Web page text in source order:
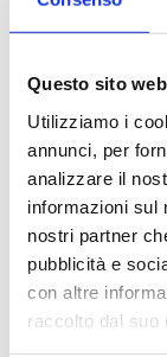
Questo sito
Utilizziamo i
annunci, per
analizzare il
informazioni sul
nostri partner
pubblicità e
con altre
raccolto dal suo
daandrea |
Acqua
visto
portato ad un
quello della
abbonamenti
settimana,